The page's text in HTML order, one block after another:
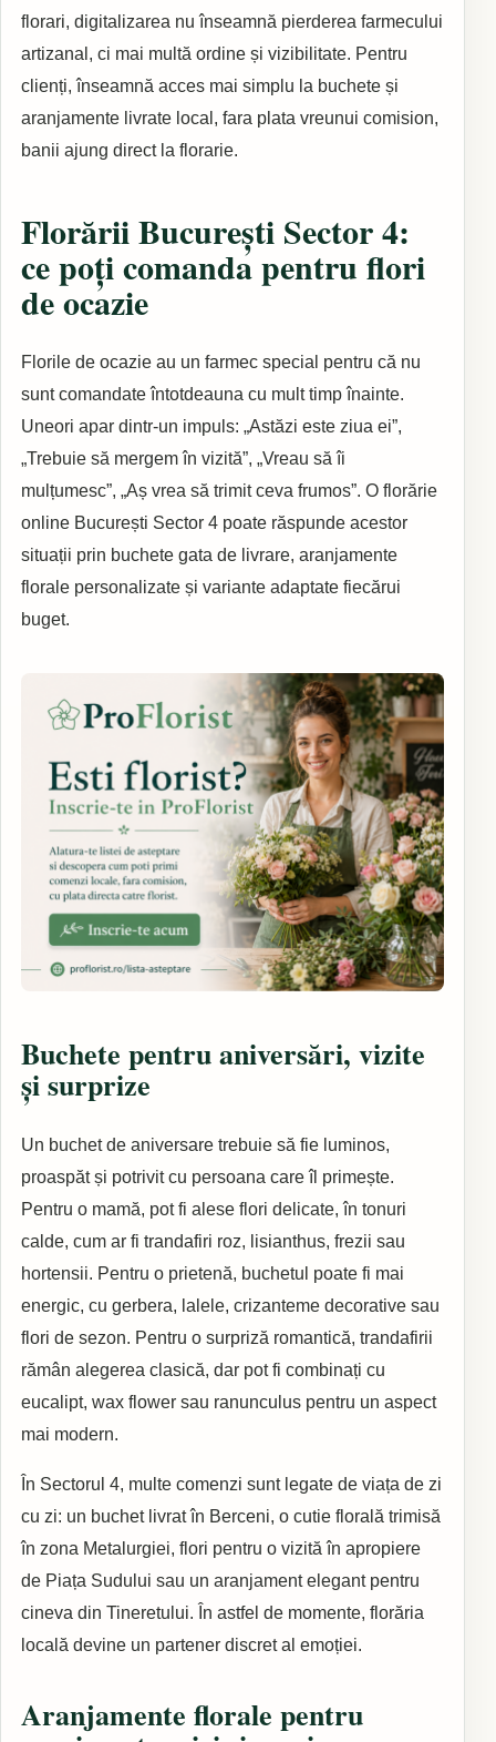
florari, digitalizarea nu înseamnă pierderea farmecului
artizanal, ci mai multă ordine și vizibilitate. Pentru
clienți, înseamnă acces mai simplu la buchete și
aranjamente livrate local, fara plata vreunui comision,
banii ajung direct la florarie.
Florării București Sector 4:
ce poți comanda pentru flori
de ocazie
Florile de ocazie au un farmec special pentru că nu
sunt comandate întotdeauna cu mult timp înainte.
Uneori apar dintr-un impuls: „Astăzi este ziua ei”,
„Trebuie să mergem în vizită”, „Vreau să îi
mulțumesc”, „Aș vrea să trimit ceva frumos”. O florărie
online București Sector 4 poate răspunde acestor
situații prin buchete gata de livrare, aranjamente
florale personalizate și variante adaptate fiecărui
buget.
Buchete pentru aniversări, vizite
și surprize
Un buchet de aniversare trebuie să fie luminos,
proaspăt și potrivit cu persoana care îl primește.
Pentru o mamă, pot fi alese flori delicate, în tonuri
calde, cum ar fi trandafiri roz, lisianthus, frezii sau
hortensii. Pentru o prietenă, buchetul poate fi mai
energic, cu gerbera, lalele, crizanteme decorative sau
flori de sezon. Pentru o surpriză romantică, trandafirii
rămân alegerea clasică, dar pot fi combinați cu
eucalipt, wax flower sau ranunculus pentru un aspect
mai modern.
În Sectorul 4, multe comenzi sunt legate de viața de zi
cu zi: un buchet livrat în Berceni, o cutie florală trimisă
în zona Metalurgiei, flori pentru o vizită în apropiere
de Piața Sudului sau un aranjament elegant pentru
cineva din Tineretului. În astfel de momente, florăria
locală devine un partener discret al emoției.
Aranjamente florale pentru